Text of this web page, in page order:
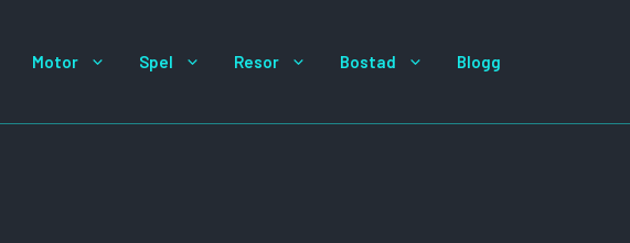
Motor Spel Resor Bostad Blogg